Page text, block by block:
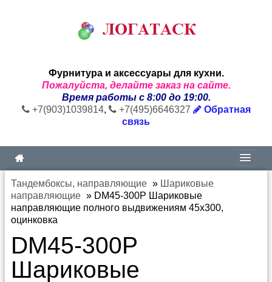
Фурнитура и аксессуары для кухни.
Пожалуйста, делайте заказ на сайте.
Время работы с 8:00 до 19:00.
+7(903)1039814, +7(495)6646327
Обратная
связь
Тандембоксы, направляющие » Шариковые
направляющие » DM45-300P Шариковые
направляющие полного выдвижениям 45х300,
оцинковка
DM45-300P
Шариковые